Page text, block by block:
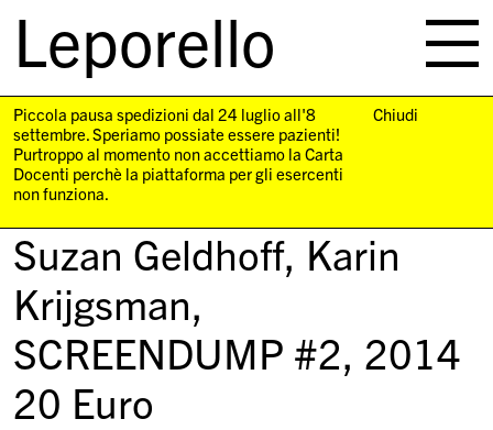
Leporello
navigation
Piccola pausa spedizioni dal 24 luglio all'8
settembre. Speriamo possiate essere pazienti!
Purtroppo al momento non accettiamo la Carta
Docenti perchè la piattaforma per gli esercenti
non funziona.
Chiudi
Suzan Geldhoff, Karin
Krijgsman,
SCREENDUMP #2, 2014
20 Euro